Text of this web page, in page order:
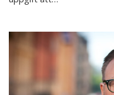
Ska
man
vidta